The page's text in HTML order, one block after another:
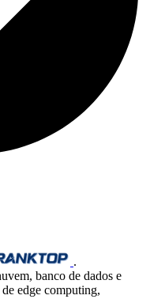
.
banco de dados e
edge computing,